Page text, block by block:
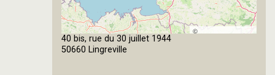
©
40 bis, rue du 30 juillet 1944
50660 Lingreville